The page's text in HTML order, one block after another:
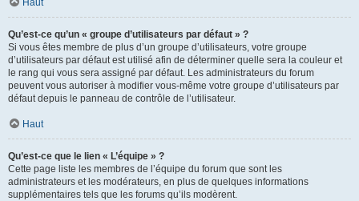
Haut
Qu’est-ce qu’un « groupe d’utilisateurs par défaut » ?
Si vous êtes membre de plus d’un groupe d’utilisateurs, votre groupe
d’utilisateurs par défaut est utilisé afin de déterminer quelle sera la couleur et
le rang qui vous sera assigné par défaut. Les administrateurs du forum
peuvent vous autoriser à modifier vous-même votre groupe d’utilisateurs par
défaut depuis le panneau de contrôle de l’utilisateur.
Haut
Qu’est-ce que le lien « L’équipe » ?
Cette page liste les membres de l’équipe du forum que sont les
administrateurs et les modérateurs, en plus de quelques informations
supplémentaires tels que les forums qu’ils modèrent.